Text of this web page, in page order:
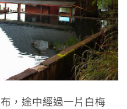
，途中經過一片白梅